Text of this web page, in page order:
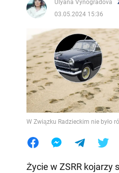
Ulyana Vynogradova
03.05.2024 15:36
W Związku Radzieckim nie było
Życie w ZSRR kojarzy